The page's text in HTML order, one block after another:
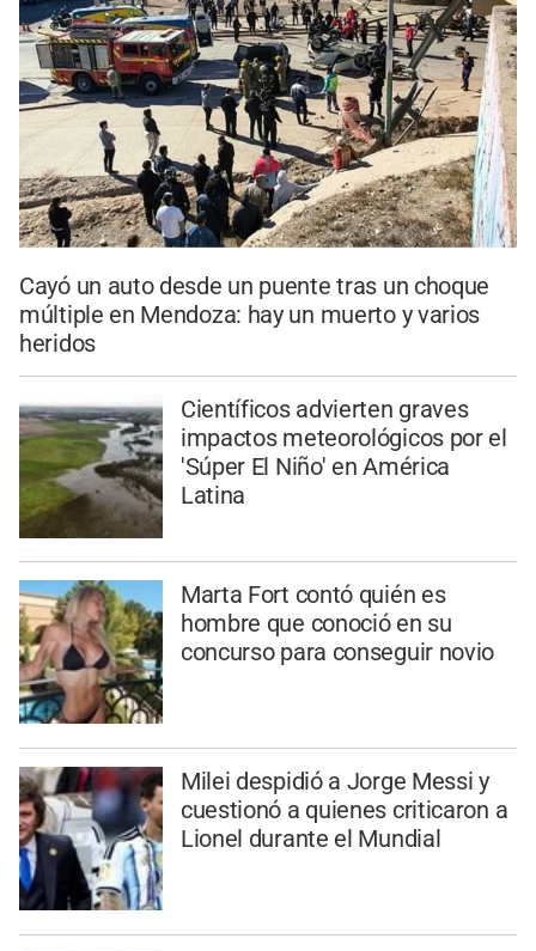
Cayó un auto desde un puente tras un choque
múltiple en Mendoza: hay un muerto y varios
heridos
Científicos advierten graves
impactos meteorológicos por el
'Súper El Niño' en América
Latina
Marta Fort contó quién es
hombre que conoció en su
concurso para conseguir novio
Milei despidió a Jorge Messi y
cuestionó a quienes criticaron a
Lionel durante el Mundial